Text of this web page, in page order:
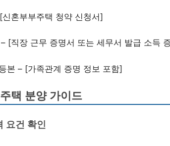
신혼부부주택 청약 신청서]
[직장 근무 증명서 또는 세무서 발급 소득
본 – [가족관계 증명 정보 포함]
택 분양 가이드
요건 확인